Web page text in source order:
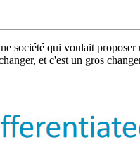
société qui voulait
et c'est un gros